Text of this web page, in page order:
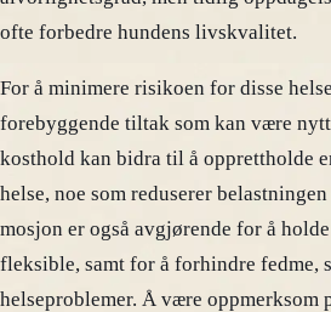
ofte forbedre hundens livskvalitet.
For å minimere risikoen for disse
forebyggende tiltak som kan være
kosthold kan bidra til å opprettholde
helse, noe som reduserer
mosjon er også avgjørende for å
fleksible, samt for å forhindre fedme,
helseproblemer. Å være oppmerksom